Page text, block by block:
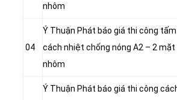
nhôm
04
Ý Thuận Phát báo giá thi công tấm
cách nhiệt chống nóng A2 – 2 mặt
nhôm
Ý Thuận Phát báo giá thi công